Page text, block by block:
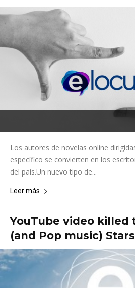
Los autores de novelas online
específico se convierten en los
del país.Un nuevo tipo de...
Leer más
YouTube video killed
(and Pop music) Stars